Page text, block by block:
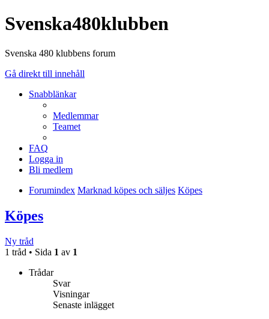
Svenska480klubben
Svenska 480 klubbens forum
Gå direkt till innehåll
Snabblänkar
Medlemmar
Teamet
FAQ
Logga in
Bli medlem
Forumindex Marknad köpes och säljes Köpes
Köpes
Ny tråd
1 tråd • Sida 1 av 1
Trådar
Svar
Visningar
Senaste inlägget